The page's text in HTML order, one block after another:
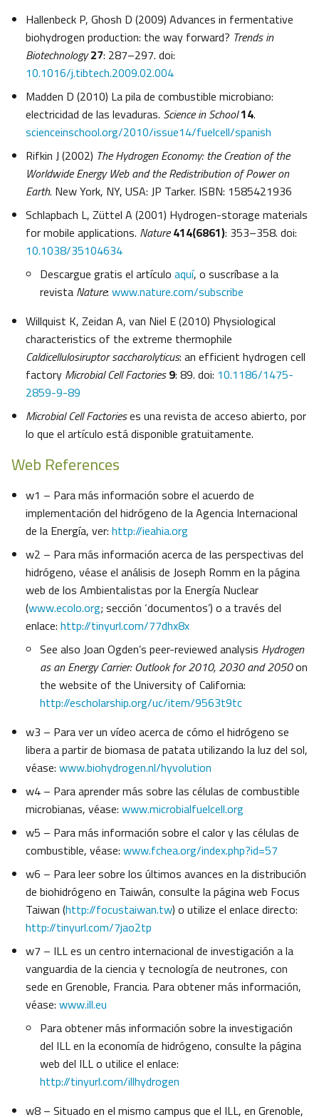
Hallenbeck P, Ghosh D (2009) Advances in fermentative
biohydrogen production: the way forward? Trends in
Biotechnology 27: 287–297. doi:
10.1016/j.tibtech.2009.02.004
Madden D (2010) La pila de combustible microbiano:
electricidad de las levaduras. Science in School14.
scienceinschool.org/2010/issue14/fuelcell/spanish
Rifkin J (2002) The Hydrogen Economy: the Creation of the
Worldwide Energy Web and the Redistribution of Power on
Earth. New York, NY, USA: JP Tarker. ISBN: 1585421936
Schlapbach L, Züttel A (2001) Hydrogen-storage materials
for mobile applications. Nature 414(6861): 353–358. doi:
10.1038/35104634
Descargue gratis el artículo aquí, o suscríbase a la
revista Nature: www.nature.com/subscribe
Willquist K, Zeidan A, van Niel E (2010) Physiological
characteristics of the extreme thermophile
Caldicellulosiruptor saccharolyticus: an efficient hydrogen cell
factory Microbial Cell Factories9: 89. doi: 10.1186/1475-
2859-9-89
Microbial Cell Factorieses una revista de acceso abierto, por
lo que el artículo está disponible gratuitamente.
Web References
w1 – Para más información sobre el acuerdo de
implementación del hidrógeno de la Agencia Internacional
de la Energía, ver: http://ieahia.org
w2 – Para más información acerca de las perspectivas del
hidrógeno, véase el análisis de Joseph Romm en la página
web de los Ambientalistas por la Energía Nuclear
(www.ecolo.org; sección ‘documentos’) o a través del
enlace: http://tinyurl.com/77dhx8x
See also Joan Ogden’s peer-reviewed analysis Hydrogen
as an Energy Carrier: Outlook for 2010, 2030 and 2050on
the website of the University of California:
http://escholarship.org/uc/item/9563t9tc
w3 – Para ver un vídeo acerca de cómo el hidrógeno se
libera a partir de biomasa de patata utilizando la luz del sol,
véase: www.biohydrogen.nl/hyvolution
w4 – Para aprender más sobre las células de combustible
microbianas, véase: www.microbialfuelcell.org
w5 – Para más información sobre el calor y las células de
combustible, véase: www.fchea.org/index.php?id=57
w6 – Para leer sobre los últimos avances en la distribución
de biohidrógeno en Taiwán, consulte la página web Focus
Taiwan (http://focustaiwan.tw) o utilize el enlace directo:
http://tinyurl.com/7jao2tp
w7 – ILL es un centro internacional de investigación a la
vanguardia de la ciencia y tecnología de neutrones, con
sede en Grenoble, Francia. Para obtener más información,
véase: www.ill.eu
Para obtener más información sobre la investigación
del ILL en la economía de hidrógeno, consulte la página
web del ILL o utilice el enlace:
http://tinyurl.com/illhydrogen
w8 – Situado en el mismo campus que el ILL, en Grenoble,